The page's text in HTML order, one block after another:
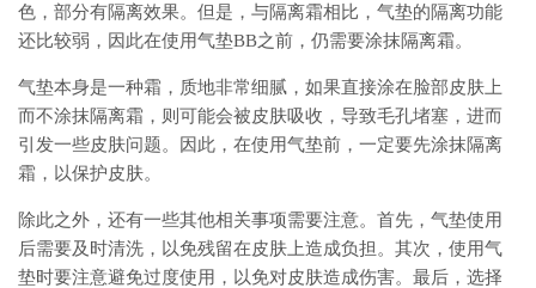
色，部分有隔离效果。但是，与隔离霜相比，气垫的隔离功能
还比较弱，因此在使用气垫BB之前，仍需要涂抹隔离霜。
气垫本身是一种霜，质地非常细腻，如果直接涂在脸部皮肤上
而不涂抹隔离霜，则可能会被皮肤吸收，导致毛孔堵塞，进而
引发一些皮肤问题。因此，在使用气垫前，一定要先涂抹隔离
霜，以保护皮肤。
除此之外，还有一些其他相关事项需要注意。首先，气垫使用
后需要及时清洗，以免残留在皮肤上造成负担。其次，使用气
垫时要注意避免过度使用，以免对皮肤造成伤害。最后，选择